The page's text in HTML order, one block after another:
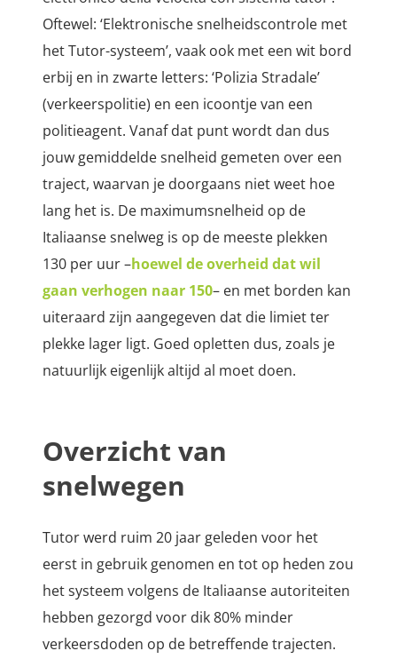
Oftewel: ‘Elektronische snelheidscontrole met
het Tutor-systeem’, vaak ook met een wit bord
erbij en in zwarte letters: ‘Polizia Stradale’
(verkeerspolitie) en een icoontje van een
politieagent. Vanaf dat punt wordt dan dus
jouw gemiddelde snelheid gemeten over een
traject, waarvan je doorgaans niet weet hoe
lang het is. De maximumsnelheid op de
Italiaanse snelweg is op de meeste plekken
130 per uur –hoewel de overheid dat wil
gaan verhogen naar 150– en met borden kan
uiteraard zijn aangegeven dat die limiet ter
plekke lager ligt. Goed opletten dus, zoals je
natuurlijk eigenlijk altijd al moet doen.
Overzicht van
snelwegen
Tutor werd ruim 20 jaar geleden voor het
eerst in gebruik genomen en tot op heden zou
het systeem volgens de Italiaanse autoriteiten
hebben gezorgd voor dik 80% minder
verkeersdoden op de betreffende trajecten.